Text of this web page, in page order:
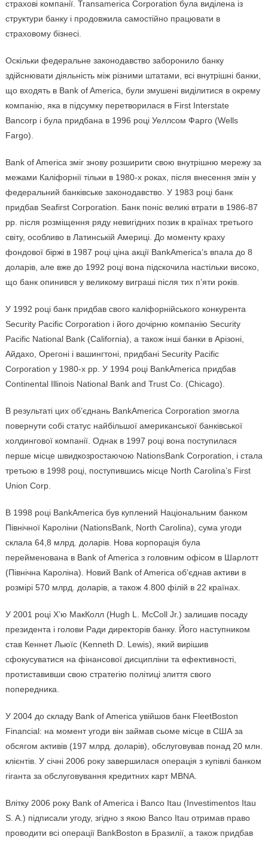
страхові компанії. Transamerica Corporation була виділена із
структури банку і продовжила самостійно працювати в
страховому бізнесі.
Оскільки федеральне законодавство заборонило банку
здійснювати діяльність між різними штатами, всі внутрішні банки,
що входять в Bank of America, були змушені виділитися в окрему
компанію, яка в підсумку перетворилася в First Interstate
Bancorp і була придбана в 1996 році Уеллсом Фарго (Wells
Fargo).
Bank of America зміг знову розширити свою внутрішню мережу за
межами Каліфорнії тільки в 1980-х роках, після внесення змін у
федеральний банківське законодавство. У 1983 році банк
придбав Seafirst Corporation. Банк поніс великі втрати в 1986-87
рр. після розміщення ряду невигідних позик в країнах третього
світу, особливо в Латинській Америці. До моменту краху
фондової біржі в 1987 році ціна акції BankAmerica’s впала до 8
доларів, але вже до 1992 році вона підскочила настільки високо,
що банк опинився у великому виграші після тих п’яти років.
У 1992 році банк придбав свого каліфорнійського конкурента
Security Pacific Corporation і його дочірню компанію Security
Pacific National Bank (California), а також інші банки в Арізоні,
Айдахо, Орегоні і вашингтоні, придбані Security Pacific
Corporation у 1980-х рр. У 1994 році BankAmerica придбав
Continental Illinois National Bank and Trust Co. (Chicago).
В результаті цих об’єднань BankAmerica Corporation змогла
повернути собі статус найбільшої американської банківської
холдингової компанії. Однак в 1997 році вона поступилася
перше місце швидкозростаючою NationsBank Corporation, і стала
третьою в 1998 році, поступившись місце North Carolina’s First
Union Corp.
В 1998 році BankAmerica був куплений Національним банком
Північної Кароліни (NationsBank, North Carolina), сума угоди
склала 64,8 млрд. доларів. Нова корпорація була
перейменована в Bank of America з головним офісом в Шарлотт
(Північна Кароліна). Новий Bank of America об’єднав активи в
розмірі 570 млрд. доларів, а також 4.800 філій в 22 країнах.
У 2001 році Х’ю МакКолл (Hugh L. McColl Jr.) залишив посаду
президента і голови Ради директорів банку. Його наступником
став Кеннет Льюїс (Kenneth D. Lewis), який вирішив
сфокусуватися на фінансової дисципліни та ефективності,
протиставивши свою стратегію політиці злиття свого
попередника.
У 2004 до складу Bank of America увійшов банк FleetBoston
Financial: на момент угоди він займав сьоме місце в США за
обсягом активів (197 млрд. доларів), обслуговував понад 20 млн.
клієнтів. У січні 2006 року завершилася операція з купівлі банком
гіганта за обслуговування кредитних карт MBNA.
Влітку 2006 року Bank of America і Banco Itau (Investimentos Itau
S. A.) підписали угоду, згідно з якою Banco Itau отримав право
проводити всі операції BankBoston в Бразилії, а також придбав